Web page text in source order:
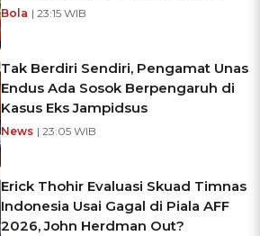
Bola | 23:15 WIB
Tak Berdiri Sendiri, Pengamat Unas
Endus Ada Sosok Berpengaruh di
Kasus Eks Jampidsus
News | 23:05 WIB
Erick Thohir Evaluasi Skuad Timnas
Indonesia Usai Gagal di Piala AFF
2026, John Herdman Out?